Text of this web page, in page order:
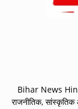
Bihar News
राजनीतिक, सांस्कृतिक